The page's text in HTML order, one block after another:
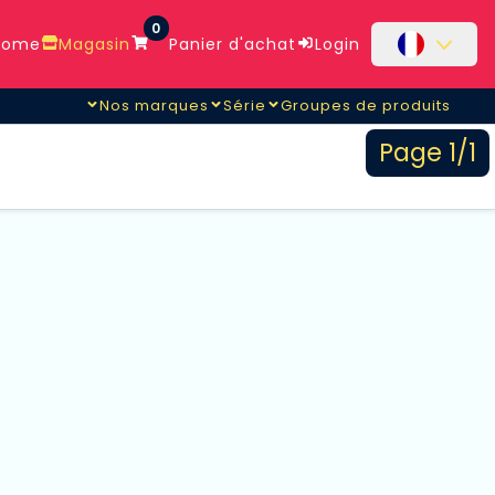
Magasin
0
Panier d'achat Login
Nos marques Série Groupes de produits
Page 1/1